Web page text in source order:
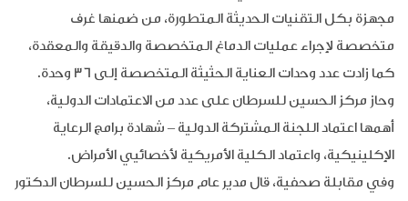
مجهزة بكل التقنيات الحديثة المتطورة، من ضمنها غرف
متخصصة لإجراء عمليات الدماغ المتخصصة والدقيقة والمعقدة،
كما زادت عدد وحدات العناية الحثيثة المتخصصة إلى 36 وحدة.
وحاز مركز الحسين للسرطان على عدد من الاعتمادات الدولية،
أهمها اعتماد اللجنة المشتركة الدولية – شهادة برامج الرعاية
الإكلينيكية، واعتماد الكلية الأمريكية لأخصائيي الأمراض.
وفي مقابلة صحفية، قال مدير عام مركز الحسين للسرطان الدكتور